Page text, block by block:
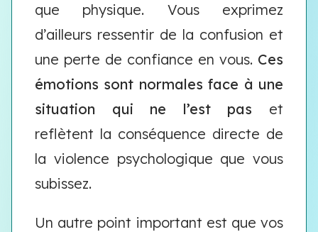
que physique. Vous exprimez
d’ailleurs ressentir de la confusion et
une perte de confiance en vous. Ces
émotions sont normales face à une
situation qui ne l’est pas et
reflètent la conséquence directe de
la violence psychologique que vous
subissez.
Un autre point important est que vos